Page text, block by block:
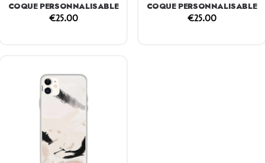
COQUE PERSONNALISABLE
€25.00
COQUE PERSONNALISABLE
€25.00